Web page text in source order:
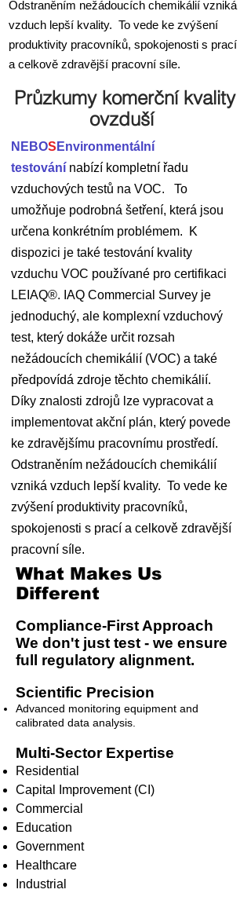
Odstraněním nežádoucích chemikálií vzniká
vzduch lepší kvality. To vede ke zvýšení
produktivity pracovníků, spokojenosti s prací
a celkově zdravější pracovní síle.
Průzkumy komerční kvality
ovzduší
NEBOS Environmentální
testování nabízí kompletní řadu
vzduchových testů na VOC. To
umožňuje podrobná šetření, která jsou
určena konkrétním problémem. K
dispozici je také testování kvality
vzduchu VOC používané pro certifikaci
LEIAQ®. IAQ Commercial Survey je
jednoduchý, ale komplexní vzduchový
test, který dokáže určit rozsah
nežádoucích chemikálií (VOC) a také
předpovídá zdroje těchto chemikálií.
Díky znalosti zdrojů lze vypracovat a
implementovat akční plán, který povede
ke zdravějšímu pracovnímu prostředí.
Odstraněním nežádoucích chemikálií
vzniká vzduch lepší kvality. To vede ke
zvýšení produktivity pracovníků,
spokojenosti s prací a celkově zdravější
pracovní síle.
What Makes Us
Different
Compliance-First Approach
We don't just test - we ensure
full regulatory alignment.
Scientific Precision
Advanced monitoring equipment and
calibrated data analysis.
Multi-Sector Expertise
Residential
Capital Improvement (CI)
Commercial
Education
Government
Healthcare
Industrial